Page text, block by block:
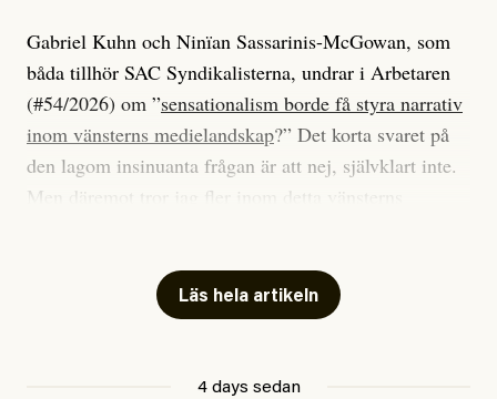
Gabriel Kuhn och Ninïan Sassarinis-McGowan, som
båda tillhör SAC Syndikalisterna, undrar i Arbetaren
(#54/2026) om ”sensationalism borde få styra narrativ
inom vänsterns medielandskap?” Det korta svaret på
den lagom insinuanta frågan är att nej, självklart inte.
Men däremot tror jag fler inom detta vänsterns
journalistik som vänder sig till många snarare än att
jaga inbördes beundran. Det har i alla fall fungerat för
Läs hela artikeln
4 days sedan